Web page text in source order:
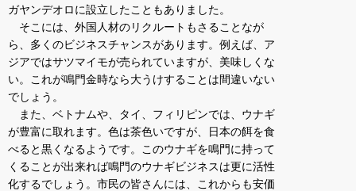
ガヤンデオロに設立したこともありました。
そこには、外国人材のリクルートもさることなが
ら、多くのビジネスチャンスがあります。例えば、ア
ジアではサツマイモが売られていますが、美味しくな
い。これが鳴門金時なら大うけすることは間違いない
でしょう。
また、ベトナムや、タイ、フィリピンでは、ウナギ
が豊富に取れます。色は茶色いですが、日本の餌を食
べると黒くなるようです。このウナギを鳴門に持って
くることが出来れば鳴門のウナギビジネスは更に活性
化するでしょう。市民の皆さんには、これからも安価